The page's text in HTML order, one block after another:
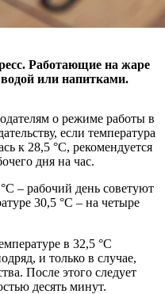
Работающие на жаре
или напитками.
о режиме работы в
если температура
к 28,5 °С, рекомендуется
дня на час.
– рабочий день советуют
30,5 °С – на четыре
в 32,5 °С
и только в случае,
После этого следует
десять минут.